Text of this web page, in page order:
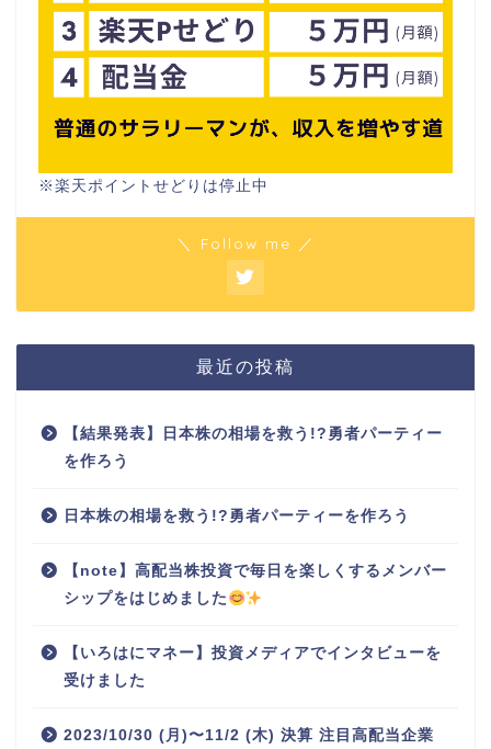
※楽天ポイントせどりは停止中
＼ Follow me ／
最近の投稿
【結果発表】日本株の相場を救う!?勇者パーティー
を作ろう
日本株の相場を救う!?勇者パーティーを作ろう
【note】高配当株投資で毎日を楽しくするメンバー
シップをはじめました
【いろはにマネー】投資メディアでインタビューを
受けました
2023/10/30 (月)〜11/2 (木) 決算 注目高配当企業